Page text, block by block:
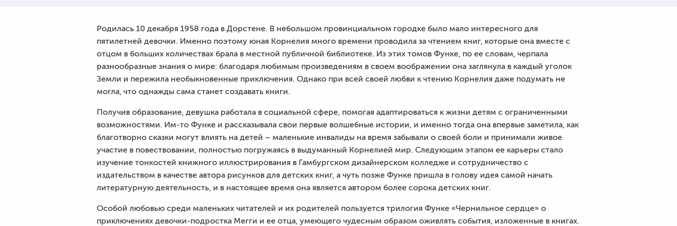
Родилась 10 декабря 1958 года в Дорстене. В небольшом провинциальном городке было мало интересного для
пятилетней девочки. Именно поэтому юная Корнелия много времени проводила за чтением книг, которые она вместе с
отцом в больших количествах брала в местной публичной библиотеке. Из этих томов Функе, по ее словам, черпала
разнообразные знания о мире: благодаря любимым произведениям в своем воображении она заглянула в каждый уголок
Земли и пережила необыкновенные приключения. Однако при всей своей любви к чтению Корнелия даже подумать не
могла, что однажды сама станет создавать книги.
Получив образование, девушка работала в социальной сфере, помогая адаптироваться к жизни детям с ограниченными
возможностями. Им-то Функе и рассказывала свои первые волшебные истории, и именно тогда она впервые заметила, как
благотворно сказки могут влиять на детей – маленькие инвалиды на время забывали о своей боли и принимали живое
участие в повествовании, полностью погружаясь в выдуманный Корнелией мир. Следующим этапом ее карьеры стало
изучение тонкостей книжного иллюстрирования в Гамбургском дизайнерском колледже и сотрудничество с
издательством в качестве автора рисунков для детских книг, а чуть позже Функе пришла в голову идея самой начать
литературную деятельность, и в настоящее время она является автором более сорока детских книг.
Особой любовью среди маленьких читателей и их родителей пользуется трилогия Функе «Чернильное сердце» о
приключениях девочки-подростка Мегги и ее отца, умеющего чудесным образом оживлять события, изложенные в книгах.